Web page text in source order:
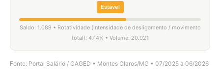
Estável
Saldo: 1.089 • Rotatividade (intensidade de desligamento / movimento
total): 47,4% • Volume: 20.921
Fonte: Portal Salário / CAGED • Montes Claros/MG • 07/2025 a 06/2026